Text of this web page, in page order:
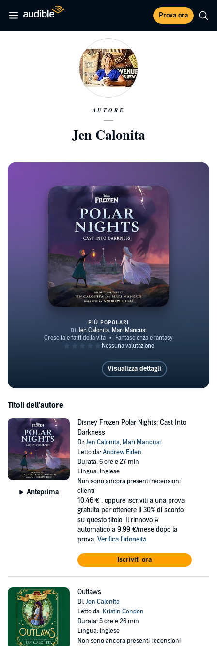
Prova ora
AUTORE
Jen Calonita
Disney Frozen Polar Nights:
PIÙ POPOLARI
Visualizza dettagli
Titoli dell'autore
Anteprima
Disney Frozen Polar Nights: Cast Into
Darkness
Di:Jen Calonita, Mari Mancusi
Letto da:Andrew Eiden
Durata: 6 ore e 27 min
Lingua: Inglese
Non sono ancora presenti recensioni
clienti
10,46 € , oppure iscriviti a una prova
gratuita per ottenere il 30% di sconto
su questo titolo. Il rinnovo è
automatico a 9,99 €/mese dopo la
prova. Verifica l'idoneità
Iscriviti ora
Outlaws
Di:Jen Calonita
Letto da: Kristin Condon
Durata: 5 ore e 26 min
Lingua: Inglese
Non sono ancora presenti recensioni